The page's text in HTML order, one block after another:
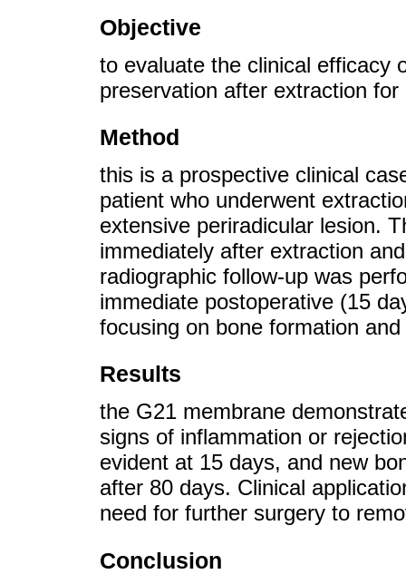
Objective
to evaluate the clinical efficacy
preservation after extraction
Method
this is a prospective clinical
patient who underwent
extensive periradicular lesion.
immediately after extraction
radiographic follow-up was
immediate postoperative (15
focusing on bone formation
Results
the G21 membrane
signs of inflammation or
evident at 15 days, and new
after 80 days. Clinical
need for further surgery to
Conclusion